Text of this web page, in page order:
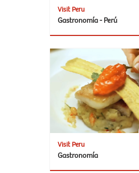
Visit Peru
Gastronomía - Perú
Visit Peru
Gastronomía